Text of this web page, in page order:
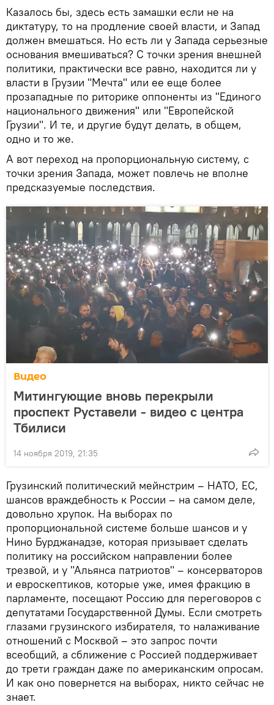
Казалось бы, здесь есть замашки если не на
диктатуру, то на продление своей власти, и Запад
должен вмешаться. Но есть ли у Запада серьезные
основания вмешиваться? С точки зрения внешней
политики, практически все равно, находится ли у
власти в Грузии "Мечта" или ее еще более
прозападные по риторике оппоненты из "Единого
национального движения" или "Европейской
Грузии". И те, и другие будут делать, в общем,
одно и то же.
А вот переход на пропорциональную систему, с
точки зрения Запада, может повлечь не вполне
предсказуемые последствия.
Видео
Митингующие вновь перекрыли
проспект Руставели - видео с центра
Тбилиси
14 ноября 2019, 21:35
Грузинский политический мейнстрим – НАТО, ЕС,
шансов враждебность к России – на самом деле,
довольно хрупок. На выборах по
пропорциональной системе больше шансов и у
Нино Бурджанадзе, которая призывает сделать
политику на российском направлении более
трезвой, и у "Альянса патриотов" – консерваторов
и евроскептиков, которые уже, имея фракцию в
парламенте, посещают Россию для переговоров с
депутатами Государственной Думы. Если смотреть
глазами грузинского избирателя, то налаживание
отношений с Москвой – это запрос почти
всеобщий, а сближение с Россией поддерживает
до трети граждан даже по американским опросам.
И как оно повернется на выборах, никто сейчас не
знает.